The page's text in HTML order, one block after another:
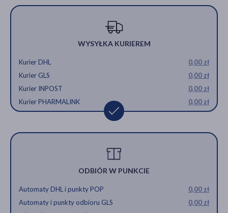
WYSYŁKA KURIEREM
Kurier DHL
0,00 zł
Kurier GLS
0,00 zł
Kurier INPOST
0,00 zł
Kurier PHARMALINK
0,00 zł
ODBIÓR W PUNKCIE
Automaty DHL i punkty POP
0,00 zł
Automaty i punkty odbioru GLS
0,00 zł